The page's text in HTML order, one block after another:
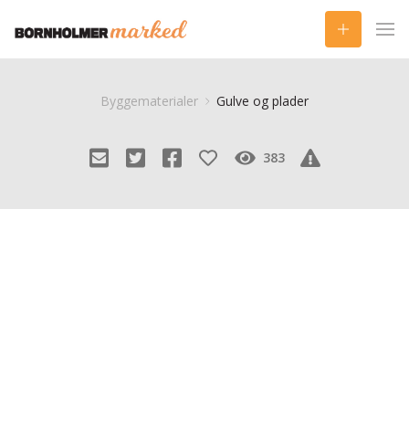
Byggematerialer Gulve og plader
383